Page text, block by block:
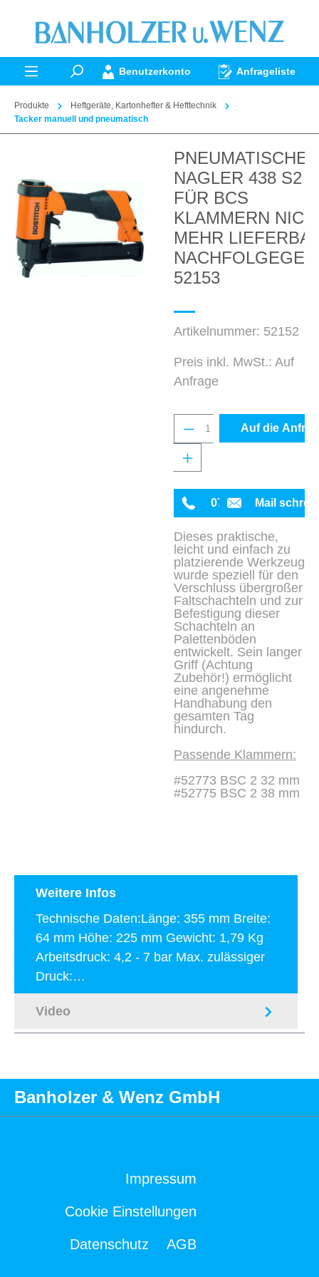
springen
Benutzerkonto Anfrageliste
Produkte
Heftgeräte, Kartonhefter & Hefttechnik
Tacker manuell und pneumatisch
PNEUMATISCHER
NAGLER 438 S2
FÜR BCS
KLAMMERN
MEHR
52153
Artikelnummer: 52152
Preis inkl. MwSt.: Auf
Anfrage
Produkt Anzahl:
Auf die
0711 342934-0
Mail
Dieses praktische,
leicht und einfach zu
platzierende Werkzeug
wurde speziell für den
Verschluss übergroßer
Faltschachteln und zur
Befestigung dieser
Schachteln an
Palettenböden
entwickelt. Sein langer
Griff (Achtung
Zubehör!) ermöglicht
eine angenehme
Handhabung den
gesamten Tag
hindurch.
Passende Klammern:
#52773 BSC 2 32 mm
#52775 BSC 2 38 mm
Weitere Infos
Technische Daten:Länge: 355 mm Breite:
64 mm Höhe: 225 mm Gewicht: 1,79 Kg
Arbeitsdruck: 4,2 - 7 bar Max. zulässiger
Druck:…
Video
Banholzer & Wenz GmbH
Impressum
Cookie Einstellungen
Datenschutz AGB